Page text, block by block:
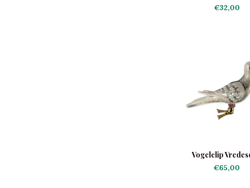
€32,00
Vogelclip
€65,00